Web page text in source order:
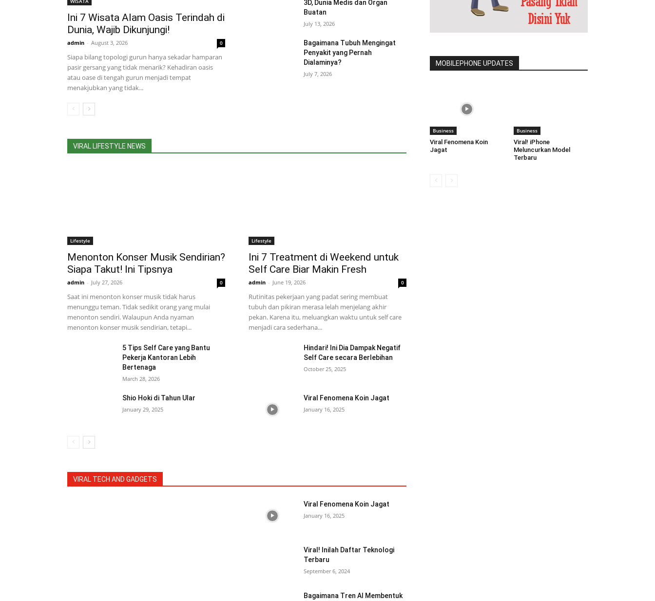
Ini 7 Wisata Alam Oasis Terindah di
Dunia, Wajib Dikunjungi!
admin - August 3, 2026 0
Siapa bilang topologi gurun hanya sekadar hamparan
pasir gersang yang tidak menarik? Kehadiran oasis
atau oase di tengah gurun menjadi tempat
menakjubkan yang tidak...
3D, Dunia Medis dan Organ
Buatan
July 13, 2026
Bagaimana Tubuh Mengingat
Penyakit yang Pernah
Dialaminya?
July 7, 2026
VIRAL LIFESTYLE NEWS
Lifestyle
Menonton Konser Musik Sendirian?
Siapa Takut! Ini Tipsnya
admin - July 27, 2026 0
Saat ini menonton konser musik tidak harus
menunggu teman. Tidak sedikit orang yang mulai
menonton sendiri. Walaupun Anda nyaman
menonton konser musik sendirian, tetapi...
Lifestyle
Ini 7 Treatment di Weekend untuk
Self Care Biar Makin Fresh
admin - June 19, 2026 0
Rutinitas pekerjaan yang padat sering membuat
tubuh dan pikiran merasa lelah menjelang akhir
pekan. Karena itu, meluangkan waktu untuk self care
menjadi cara sederhana...
5 Tips Self Care yang Bantu
Pekerja Kantoran Lebih
Bertenaga
March 28, 2026
Hindari! Ini Dia Dampak Negatif
Self Care secara Berlebihan
October 25, 2025
Shio Hoki di Tahun Ular
January 29, 2025
Viral Fenomena Koin Jagat
January 16, 2025
VIRAL TECH AND GADGETS
Viral Fenomena Koin Jagat
January 16, 2025
Viral! Inilah Daftar Teknologi
Terbaru
September 6, 2024
Bagaimana Tren AI Membentuk
MOBILEPHONE UPDATES
Business
Viral Fenomena Koin
Jagat
Business
Viral! iPhone
Meluncurkan Model
Terbaru